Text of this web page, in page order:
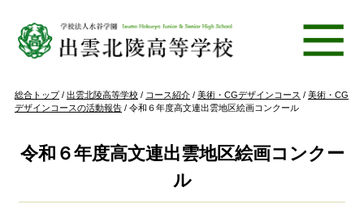
現
在
置：
総合トップ/ 出雲北陵高等学校 / コース紹介 / 美術・CGデザインコース / 美術・CG
デザインコースの活動報告 / 令和６年度高文連出雲地区絵画コンクール
令和６年度高文連出雲地区絵画コンクー
ル